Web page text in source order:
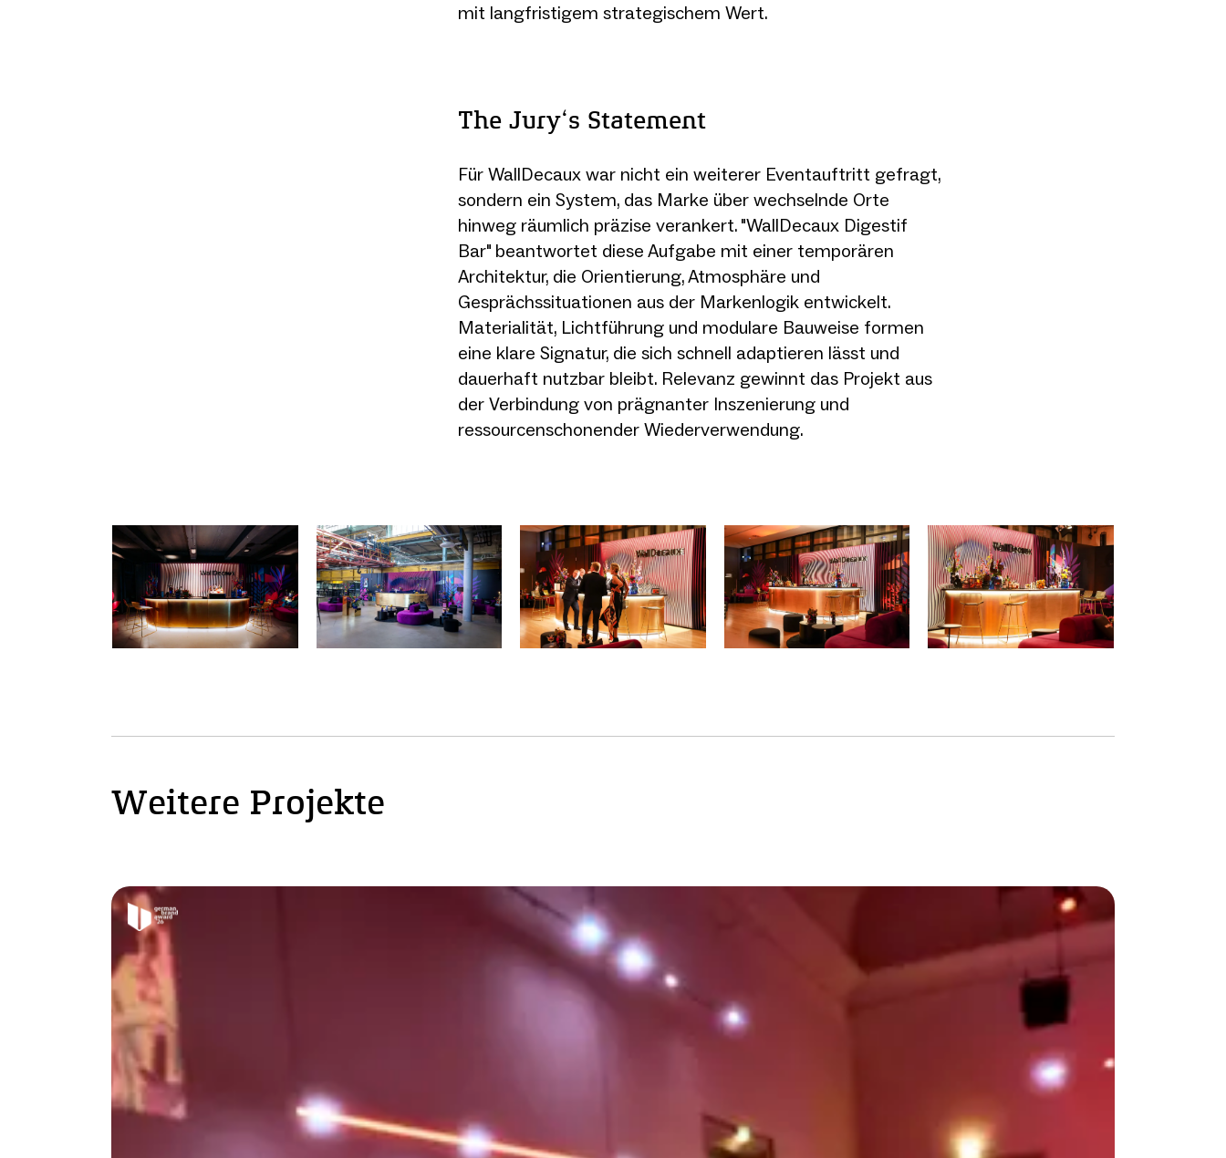
mit langfristigem strategischem Wert.
The Jury‘s Statement
Für WallDecaux war nicht ein weiterer Eventauftritt gefragt,
sondern ein System, das Marke über wechselnde Orte
hinweg räumlich präzise verankert. "WallDecaux Digestif
Bar" beantwortet diese Aufgabe mit einer temporären
Architektur, die Orientierung, Atmosphäre und
Gesprächssituationen aus der Markenlogik entwickelt.
Materialität, Lichtführung und modulare Bauweise formen
eine klare Signatur, die sich schnell adaptieren lässt und
dauerhaft nutzbar bleibt. Relevanz gewinnt das Projekt aus
der Verbindung von prägnanter Inszenierung und
ressourcenschonender Wiederverwendung.
Weitere Projekte